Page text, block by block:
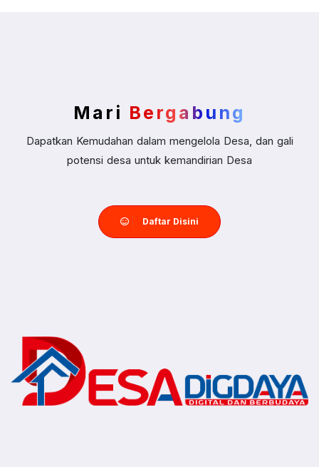
Mari Bergabung
Dapatkan Kemudahan dalam mengelola Desa, dan gali
potensi desa untuk kemandirian Desa
Daftar Disini